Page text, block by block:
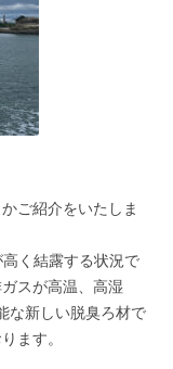
ご紹介をいたしま
く結露する状況で
スが高温、高湿
な新しい脱臭ろ材で
ます。